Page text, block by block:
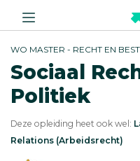
WO MASTER - RECHT EN
Sociaal
Politiek
Deze opleiding heet ook wel:
Relations (Arbeidsrecht)